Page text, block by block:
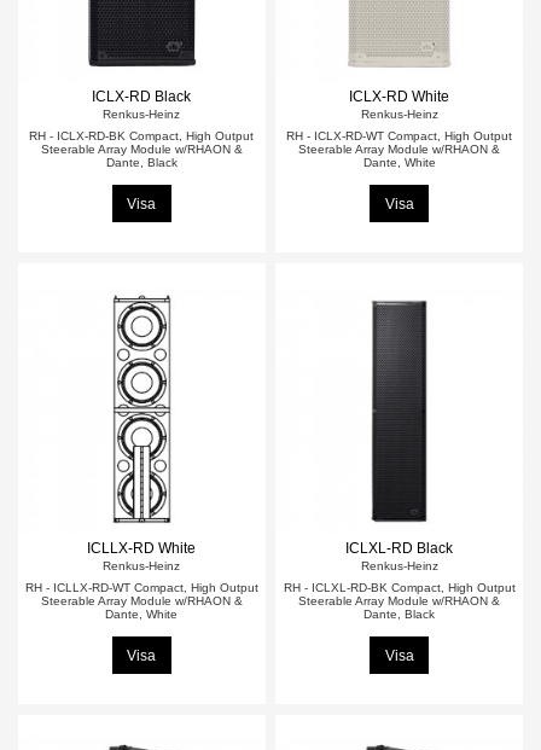
ICLX-RD Black
Renkus-Heinz
RH - ICLX-RD-BK Compact, High Output
Steerable Array Module w/RHAON &
Dante, Black
Visa
ICLX-RD White
Renkus-Heinz
RH - ICLX-RD-WT Compact, High Output
Steerable Array Module w/RHAON &
Dante, White
Visa
ICLLX-RD White
Renkus-Heinz
RH - ICLLX-RD-WT Compact, High Output
Steerable Array Module w/RHAON &
Dante, White
Visa
ICLXL-RD Black
Renkus-Heinz
RH - ICLXL-RD-BK Compact, High Output
Steerable Array Module w/RHAON &
Dante, Black
Visa